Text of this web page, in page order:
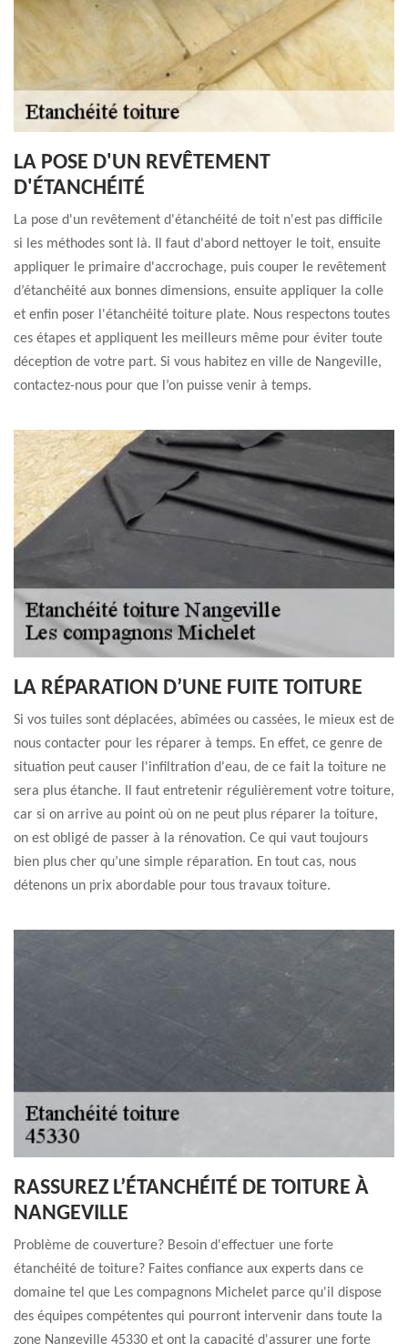
LA POSE D'UN REVÊTEMENT
D'ÉTANCHÉITÉ
La pose d'un revêtement d'étanchéité de toit n'est pas difficile
si les méthodes sont là. Il faut d'abord nettoyer le toit, ensuite
appliquer le primaire d'accrochage, puis couper le revêtement
d’étanchéité aux bonnes dimensions, ensuite appliquer la colle
et enfin poser l'étanchéité toiture plate. Nous respectons toutes
ces étapes et appliquent les meilleurs même pour éviter toute
déception de votre part. Si vous habitez en ville de Nangeville,
contactez-nous pour que l’on puisse venir à temps.
LA RÉPARATION D’UNE FUITE TOITURE
Si vos tuiles sont déplacées, abîmées ou cassées, le mieux est de
nous contacter pour les réparer à temps. En effet, ce genre de
situation peut causer l'infiltration d'eau, de ce fait la toiture ne
sera plus étanche. Il faut entretenir régulièrement votre toiture,
car si on arrive au point où on ne peut plus réparer la toiture,
on est obligé de passer à la rénovation. Ce qui vaut toujours
bien plus cher qu’une simple réparation. En tout cas, nous
détenons un prix abordable pour tous travaux toiture.
RASSUREZ L’ÉTANCHÉITÉ DE TOITURE À
NANGEVILLE
Problème de couverture? Besoin d'effectuer une forte
étanchéité de toiture? Faites confiance aux experts dans ce
domaine tel que Les compagnons Michelet parce qu'il dispose
des équipes compétentes qui pourront intervenir dans toute la
zone Nangeville 45330 et ont la capacité d'assurer une forte